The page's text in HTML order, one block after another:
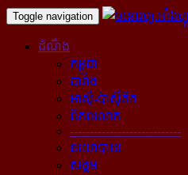
Toggle navigation
ដំណឹង
កម្ពុជា
បារាំង
អាស៊ី-ប៉ាស៊ីភិក
ពិភពលោក
----------------------------
នយោបាយ
សង្គម